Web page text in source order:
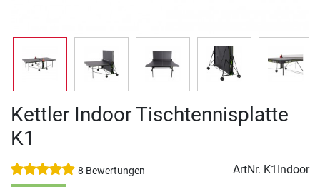
Kettler Indoor Tischtennisplatte
K1
8 Bewertungen ArtNr. K1Indoor